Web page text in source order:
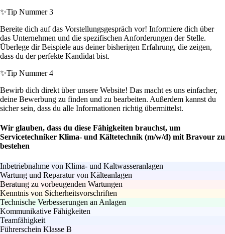
✨Tip Nummer 3
Bereite dich auf das Vorstellungsgespräch vor! Informiere dich über
das Unternehmen und die spezifischen Anforderungen der Stelle.
Überlege dir Beispiele aus deiner bisherigen Erfahrung, die zeigen,
dass du der perfekte Kandidat bist.
✨Tip Nummer 4
Bewirb dich direkt über unsere Website! Das macht es uns einfacher,
deine Bewerbung zu finden und zu bearbeiten. Außerdem kannst du
sicher sein, dass du alle Informationen richtig übermittelst.
Wir glauben, dass du diese Fähigkeiten brauchst, um
Servicetechniker Klima- und Kältetechnik (m/w/d) mit Bravour zu
bestehen
Inbetriebnahme von Klima- und Kaltwasseranlagen
Wartung und Reparatur von Kälteanlagen
Beratung zu vorbeugenden Wartungen
Kenntnis von Sicherheitsvorschriften
Technische Verbesserungen an Anlagen
Kommunikative Fähigkeiten
Teamfähigkeit
Führerschein Klasse B